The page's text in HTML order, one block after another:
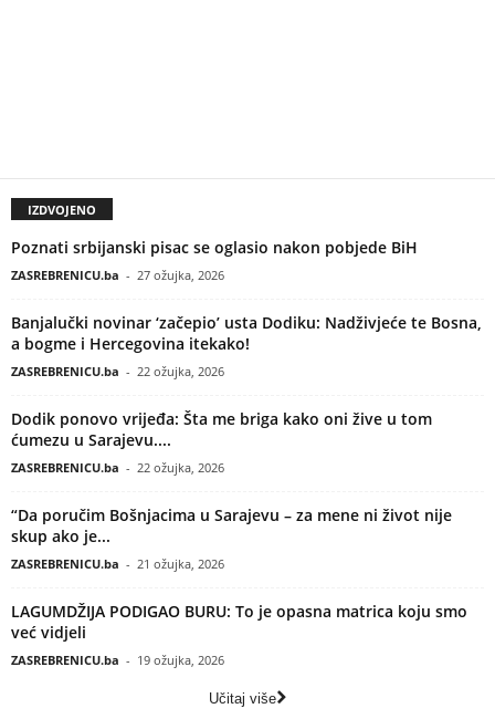
IZDVOJENO
Poznati srbijanski pisac se oglasio nakon pobjede BiH
ZASREBRENICU.ba - 27 ožujka, 2026
Banjalučki novinar ‘začepio’ usta Dodiku: Nadživjeće te Bosna,
a bogme i Hercegovina itekako!
ZASREBRENICU.ba - 22 ožujka, 2026
Dodik ponovo vrijeđa: Šta me briga kako oni žive u tom
ćumezu u Sarajevu....
ZASREBRENICU.ba - 22 ožujka, 2026
“Da poručim Bošnjacima u Sarajevu – za mene ni život nije
skup ako je...
ZASREBRENICU.ba - 21 ožujka, 2026
LAGUMDŽIJA PODIGAO BURU: To je opasna matrica koju smo
već vidjeli
ZASREBRENICU.ba - 19 ožujka, 2026
Učitaj više